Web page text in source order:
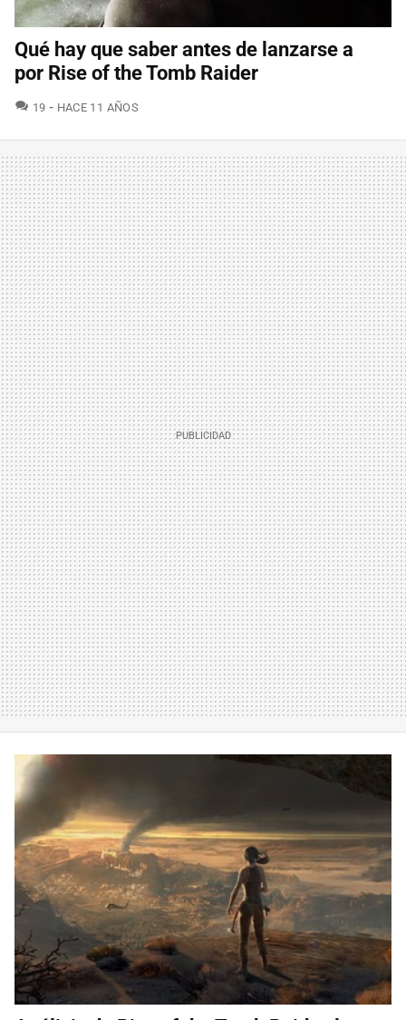
Qué hay que saber antes de lanzarse a
por Rise of the Tomb Raider
19 COMENTARIOS
HACE 11 AÑOS